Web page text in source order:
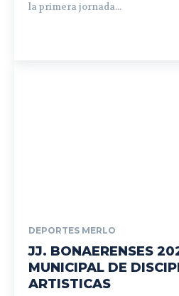
la primera jornada...
DEPORTES MERLO
JJ. BONAERENSES
MUNICIPAL DE
ARTISTICAS